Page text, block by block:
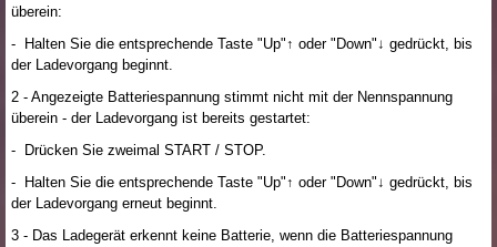
überein:
- Halten Sie die entsprechende Taste "Up"↑ oder "Down"↓ gedrückt, bis
der Ladevorgang beginnt.
2 - Angezeigte Batteriespannung stimmt nicht mit der Nennspannung
überein - der Ladevorgang ist bereits gestartet:
- Drücken Sie zweimal START / STOP.
- Halten Sie die entsprechende Taste "Up"↑ oder "Down"↓ gedrückt, bis
der Ladevorgang erneut beginnt.
3 - Das Ladegerät erkennt keine Batterie, wenn die Batteriespannung